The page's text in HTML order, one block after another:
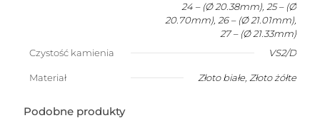
24 – (Ø 20.38mm), 25 – (Ø
20.70mm), 26 – (Ø 21.01mm),
27 – (Ø 21.33mm)
Czystość kamienia
VS2/D
Materiał Złoto białe, Złoto żółte
Podobne produkty